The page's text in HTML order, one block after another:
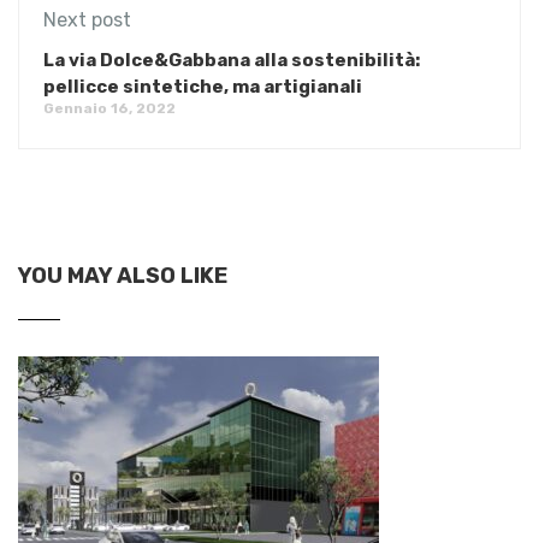
Next post
La via Dolce&Gabbana alla sostenibilità:
pellicce sintetiche, ma artigianali
Gennaio 16, 2022
YOU MAY ALSO LIKE